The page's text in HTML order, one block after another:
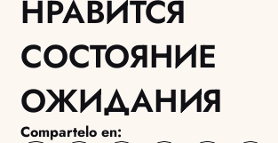
НРАВИТСЯ
СОСТОЯНИЕ
ОЖИДАНИЯ
Compartelo en: